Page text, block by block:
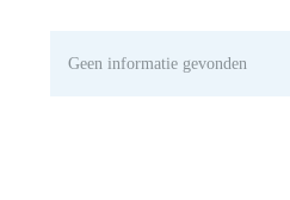
Geen informatie gevonden